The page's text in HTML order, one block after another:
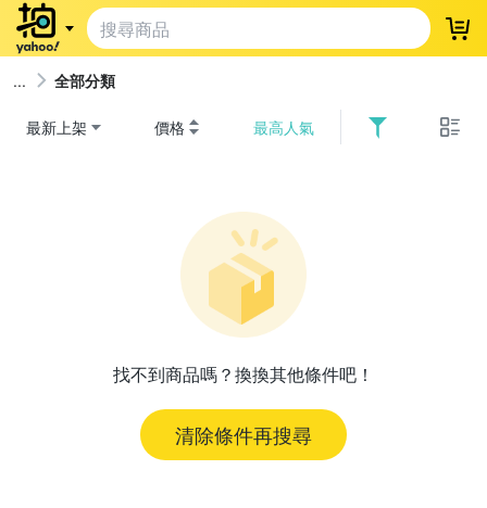
登
全部分類
最新上架 價格 最高人氣
找不到商品嗎？換換其他條件吧！
清除條件再搜尋